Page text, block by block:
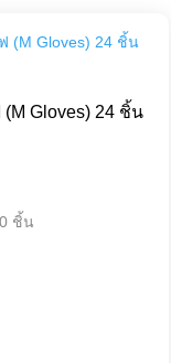
(M Gloves) 24 ชิ้น
ชิ้น